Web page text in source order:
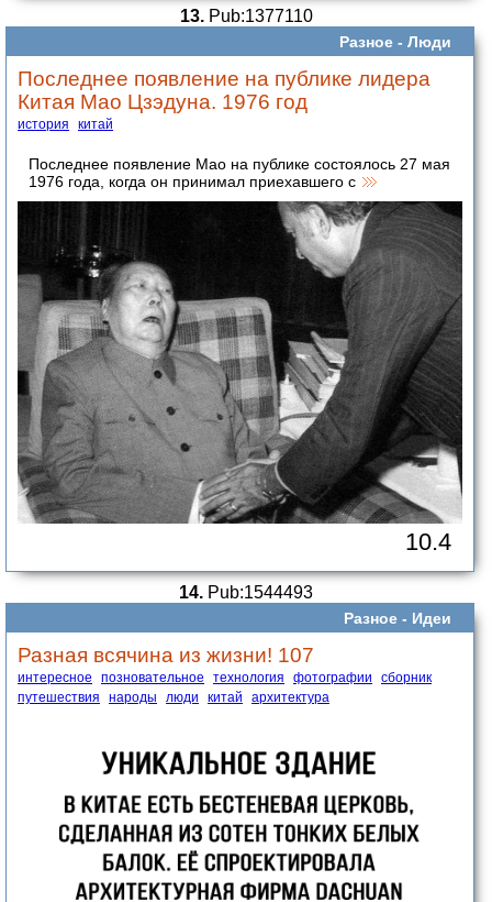
13.Pub:1377110
Разное - Люди
Последнее появление на публике лидера
Китая Мао Цзэдуна. 1976 год
история китай
Последнее появление Мао на публике состоялось 27 мая
1976 года, когда он принимал приехавшего с
10.4
14. Pub:1544493
Разное - Идеи
Разная всячина из жизни! 107
интересное позновательное технология фотографии
сборник
путешествия
народы люди китай архитектура